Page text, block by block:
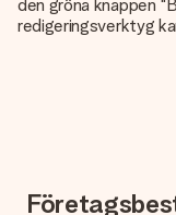
den gröna knappen
redigeringsverktyg
Kostar det något